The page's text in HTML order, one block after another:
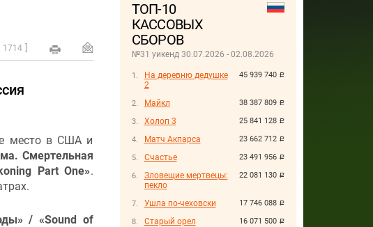
ТОП-10
КАССОВЫХ
СБОРОВ
№31 уикенд 30.07.2026 - 02.08.2026
45 939 740 руб.
На деревню дедушке
2
38 387 809 руб.
Майкл
25 841 128 руб.
Холоп 3
23 662 712 руб.
Матч Акпарса
23 491 956 руб.
Счастье
22 081 130 руб.
Зловещие мертвецы:
пекло
17 746 088 руб.
Ушла по-чеховски
16 071 500 руб.
Старый орел
1714
место в США и
Смертельная
Part One».
/ «Sound of